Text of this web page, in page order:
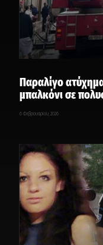
Παραλίγο
μπαλκόνι σε
6 Φεβρουαρίου, 2026